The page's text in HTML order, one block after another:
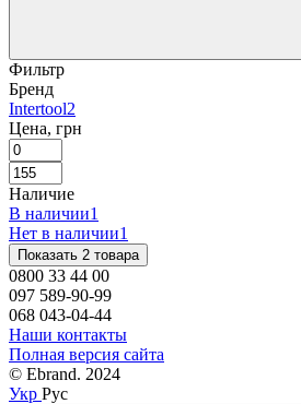
Фильтр
Бренд
Intertool2
Цена, грн
Наличие
В наличии1
Нет в наличии1
Показать 2 товара
0800 33 44 00
097 589-90-99
068 043-04-44
Наши контакты
Полная версия сайта
© Ebrand. 2024
Укр Рус